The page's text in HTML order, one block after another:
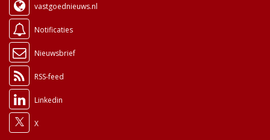
vastgoednieuws.nl
Notificaties
Nieuwsbrief
RSS-feed
Linkedin
X